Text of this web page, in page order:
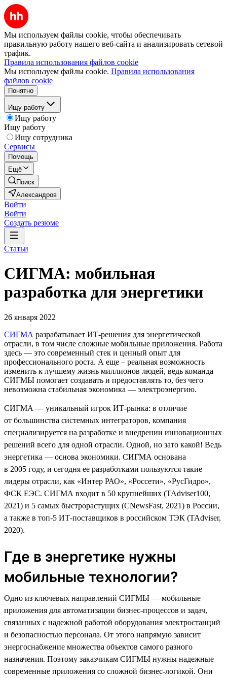
Мы используем файлы cookie, чтобы обеспечивать
правильную работу нашего веб-сайта и анализировать сетевой
трафик.
Правила использования файлов cookie
Мы используем файлы cookie. Правила использования
файлов cookie
Понятно
Ищу работу
Ищу работу
Ищу работу
Ищу сотрудника
Сервисы
Помощь
Ещё
Поиск
Александров
Войти
Войти
Создать резюме
Статьи
СИГМА: мобильная
разработка для энергетики
26 января 2022
СИГМА разрабатывает ИТ-решения для энергетической
отрасли, в том числе сложные мобильные приложения. Работа
здесь — это современный стек и ценный опыт для
профессионального роста. А еще – реальная возможность
изменить к лучшему жизнь миллионов людей, ведь команда
СИГМЫ помогает создавать и предоставлять то, без чего
невозможна стабильная экономика — электроэнергию.
СИГМА — уникальный игрок ИТ-рынка: в отличие
от большинства системных интеграторов, компания
специализируется на разработке и внедрении инновационных
решений всего для одной отрасли. Одной, но зато какой! Ведь
энергетика — основа экономики. СИГМА основана
в 2005 году, и сегодня ее разработками пользуются такие
лидеры отрасли, как «Интер РАО», «Россети», «РусГидро»,
ФСК ЕЭС. СИГМА входит в 50 крупнейших (TAdviser100,
2021) и 5 самых быстрорастущих (CNewsFast, 2021) в России,
а также в топ-5 ИТ-поставщиков в российском ТЭК (TAdviser,
2020).
Где в энергетике нужны
мобильные технологии?
Одно из ключевых направлений СИГМЫ — мобильные
приложения для автоматизации бизнес-процессов и задач,
связанных с надежной работой оборудования электростанций
и безопасностью персонала. От этого напрямую зависит
энергоснабжение множества объектов самого разного
назначения. Поэтому заказчикам СИГМЫ нужны надежные
современные приложения со сложной бизнес-логикой. Они